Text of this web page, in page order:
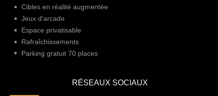
Cibles en réalité augmentée
Jeux d'arcade
Espace privatisable
Rafraîchissements
Parking gratuit 70 places
RÉSEAUX SOCIAUX